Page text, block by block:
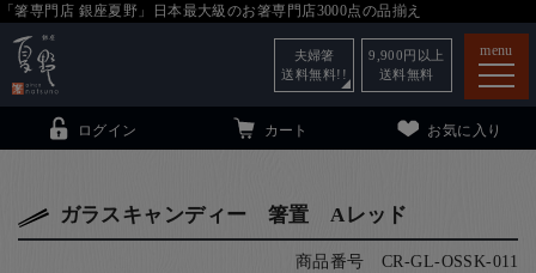
「箸専門店 銀座夏野」日本最大級のお箸専門店3000点の品揃え
menu
ログイン カート お気に入り
夫婦箸
送料無料!!
9,900 円以上
送料無料
ガラスキャンディー 箸置 Aレッド
商品番号 CR-GL-OSSK-011